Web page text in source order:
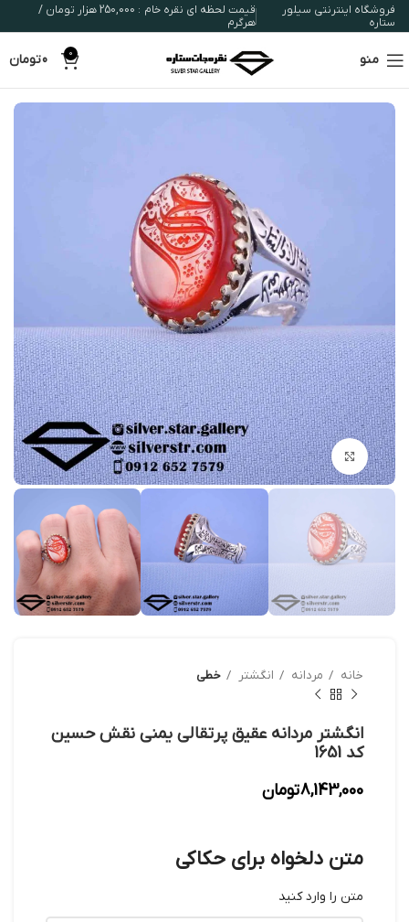
فروشگاه اینترنتی سیلور
ستاره
قیمت لحظه ای نقره خام : 250,000 هزار تومان /
هرگرم
منو 0
0تومان
بزرگنمایی تصویر
خانه مردانه انگشتر خطی
انگشتر مردانه عقیق پرتقالی یمنی نقش حسین
کد 1651
8,143,000تومان
متن دلخواه برای حکاکی
متن را وارد کنید